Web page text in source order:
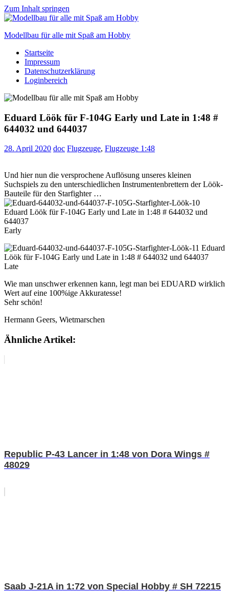
Zum Inhalt springen
Modellbau für alle mit Spaß am Hobby
Scale
modelling
to
Startseite
Impressum
Datenschutzerklärung
Loginbereich
Eduard Löök für F-104G Early und Late in 1:48 #
644032 und 644037
28. April 2020 doc Flugzeuge, Flugzeuge 1:48
Und hier nun die versprochene Auflösung unseres kleinen
Suchspiels zu den unterschiedlichen Instrumentenbrettern der Löök-
Bauteile für den Starfighter …
Early
Late
Wie man unschwer erkennen kann, legt man bei EDUARD wirklich
Wert auf eine 100%ige Akkuratesse!
Sehr schön!
Hermann Geers, Wietmarschen
Ähnliche Artikel:
Republic P-43 Lancer in 1:48 von Dora Wings #
48029
Saab J-21A in 1:72 von Special Hobby # SH 72215